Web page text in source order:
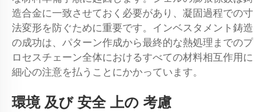
造合金に一致させておく必要があり、凝固過程での寸
法変形を防ぐために重要です。インベスタメント鋳造
の成功は、パターン作成から最終的な熱処理までのプ
ロセスチェーン全体におけるすべての材料相互作用に
細心の注意を払うことにかかっています。
環境 及び 安全 上の 考慮